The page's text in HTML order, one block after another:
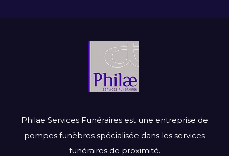
Philae Services Funéraires est une entreprise de
pompes funèbres spécialisée dans les services
funéraires de proximité.